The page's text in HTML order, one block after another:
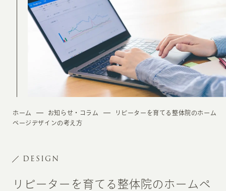
MARKETING
ホーム お知らせ・コラム
リピーターを育てる整体院のホーム
ページデザインの考え方
DESIGN
リピーターを育てる整体院のホームペ